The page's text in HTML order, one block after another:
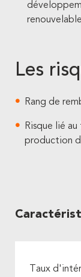
Les
Rang de
Risque lié
production
Taux